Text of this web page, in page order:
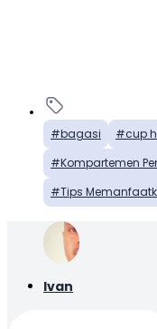
bagasi cup
Kompartemen
Tips
Ivan